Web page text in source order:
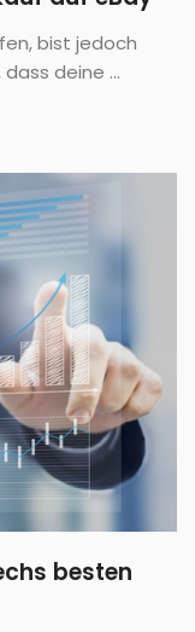
bist jedoch
deine ...
besten